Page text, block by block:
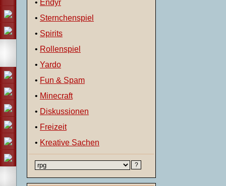
• Endyr
• Sternchenspiel
• Spirits
• Rollenspiel
• Yardo
• Fun & Spam
• Minecraft
• Diskussionen
• Freizeit
• Kreative Sachen